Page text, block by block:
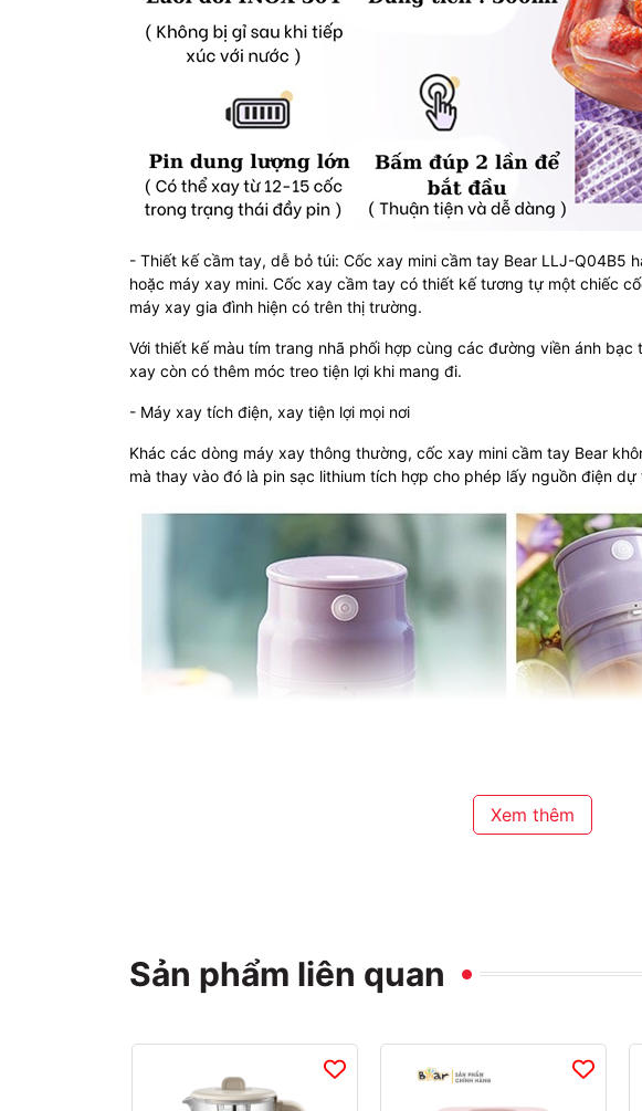
- Thiết kế cầm tay, dễ bỏ túi: Cốc xay mini cầm tay Bear LLJ-Q04B5
hoặc máy xay mini. Cốc xay cầm tay có thiết kế tương tự một chiếc
máy xay gia đình hiện có trên thị trường.
Với thiết kế màu tím trang nhã phối hợp cùng các đường viền ánh
xay còn có thêm móc treo tiện lợi khi mang đi.
- Máy xay tích điện, xay tiện lợi mọi nơi
Khác các dòng máy xay thông thường, cốc xay mini cầm tay Bear
mà thay vào đó là pin sạc lithium tích hợp cho phép lấy nguồn điện
Xem thêm
Sản phẩm liên quan